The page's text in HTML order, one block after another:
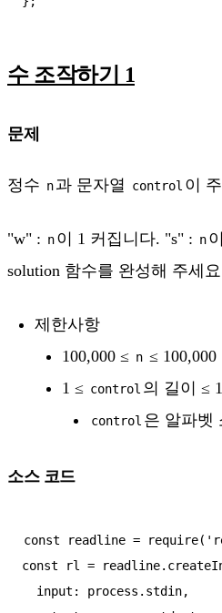
수 조작하기 1
문제
정수 n과 문자열 control 이
"w" : n이 1 커집니다. "s" : n
solution 함수를 완성해 주세
제한사항
100,000 ≤ n ≤ 100,000
1 ≤ control 의 길이 ≤
control 은 알파벳
소스 코드
const readline =
const rl =